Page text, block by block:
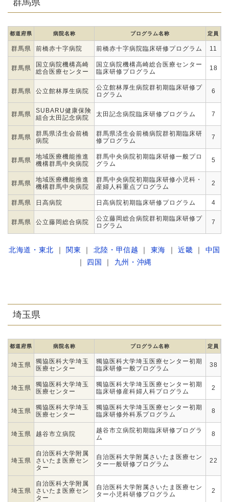
都道府県 病院名称 プログラム名称 定員
群馬県 前橋赤十字病院 前橋赤十字病院臨床研修プログラム 11
群馬県
国立病院機構高崎
総合医療センター
国立病院機構高崎総合医療センター
臨床研修プログラム
18
群馬県 公立館林厚生病院
公立館林厚生病院群初期臨床研修プ
ログラム
6
群馬県
SUBARU健康保険
組合太田記念病院
太田記念病院臨床研修プログラム 7
群馬県
群馬県済生会前橋
病院
群馬県済生会前橋病院群初期臨床研
修プログラム
7
群馬県
地域医療機能推進
機構群馬中央病院
群馬中央病院初期臨床研修一般プロ
グラム
5
群馬県
地域医療機能推進
機構群馬中央病院
群馬中央病院初期臨床研修小児科・
産婦人科重点プログラム
2
群馬県 日高病院 日高病院初期臨床研修プログラム 4
群馬県 公立藤岡総合病院
公立藤岡総合病院群初期臨床研修プ
ログラム
7
北海道・東北 ｜ 関東 ｜ 北陸・甲信越 ｜ 東海 ｜近畿 ｜ 中国
｜ 四国 ｜ 九州・沖縄
埼玉県
都道府県 病院名称 プログラム名称 定員
埼玉県
獨協医科大学埼玉
医療センター
獨協医科大学埼玉医療センター初期
臨床研修一般プログラム
38
埼玉県
獨協医科大学埼玉
医療センター
獨協医科大学埼玉医療センター初期
臨床研修産科婦人科プログラム
2
埼玉県
獨協医科大学埼玉
医療センター
獨協医科大学埼玉医療センター初期
臨床研修外科系プログラム
8
埼玉県 越谷市立病院
越谷市立病院初期臨床研修プログラ
ム
8
埼玉県
自治医科大学附属
さいたま医療セン
ター
自治医科大学附属さいたま医療セン
ター一般研修プログラム
22
埼玉県
自治医科大学附属
さいたま医療セン
ター
自治医科大学附属さいたま医療セン
ター小児科研修プログラム
2